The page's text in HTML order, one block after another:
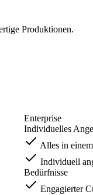
Produktionen.
Enterprise
Individuelles
Alles in
Individuell
Bedürfnisse
Engagierter